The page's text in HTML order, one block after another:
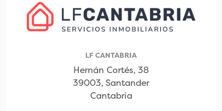
LF CANTABRIA
Hernán Cortés, 38
39003, Santander
Cantabria